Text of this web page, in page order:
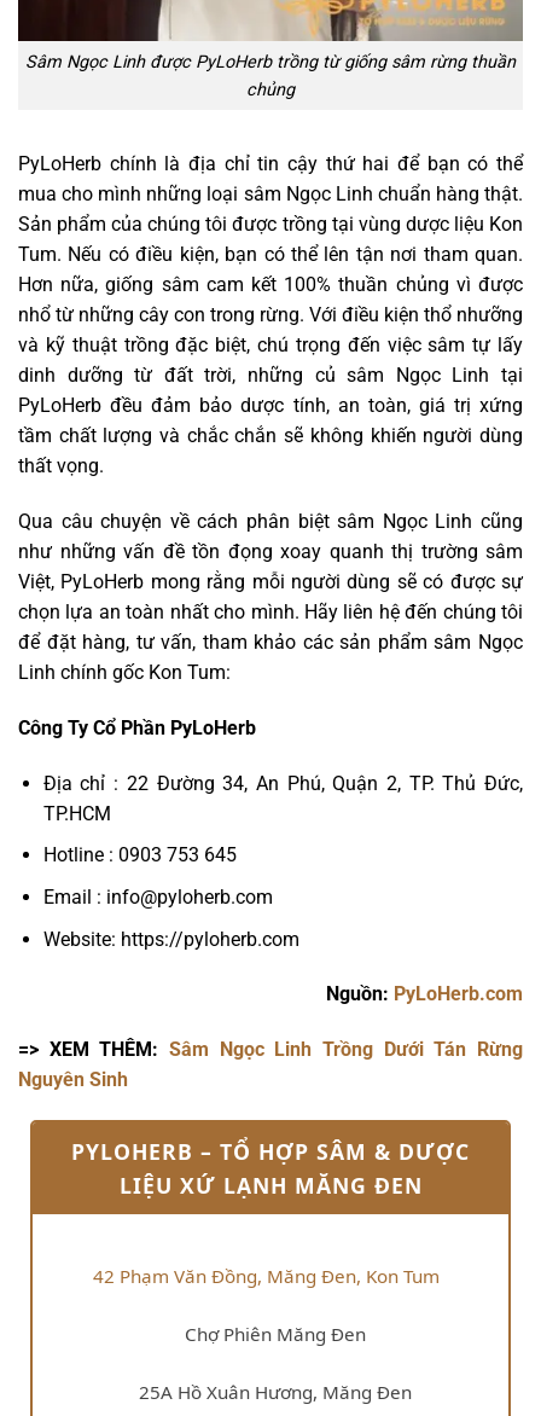
Sâm Ngọc Linh được PyLoHerb trồng từ giống sâm rừng thuần
chủng
PyLoHerb chính là địa chỉ tin cậy thứ hai để bạn có thể
mua cho mình những loại sâm Ngọc Linh chuẩn hàng thật.
Sản phẩm của chúng tôi được trồng tại vùng dược liệu Kon
Tum. Nếu có điều kiện, bạn có thể lên tận nơi tham quan.
Hơn nữa, giống sâm cam kết 100% thuần chủng vì được
nhổ từ những cây con trong rừng. Với điều kiện thổ nhưỡng
và kỹ thuật trồng đặc biệt, chú trọng đến việc sâm tự lấy
dinh dưỡng từ đất trời, những củ sâm Ngọc Linh tại
PyLoHerb đều đảm bảo dược tính, an toàn, giá trị xứng
tầm chất lượng và chắc chắn sẽ không khiến người dùng
thất vọng.
Qua câu chuyện về cách phân biệt sâm Ngọc Linh cũng
như những vấn đề tồn đọng xoay quanh thị trường sâm
Việt, PyLoHerb mong rằng mỗi người dùng sẽ có được sự
chọn lựa an toàn nhất cho mình. Hãy liên hệ đến chúng tôi
để đặt hàng, tư vấn, tham khảo các sản phẩm sâm Ngọc
Linh chính gốc Kon Tum:
Công Ty Cổ Phần PyLoHerb
Địa chỉ : 22 Đường 34, An Phú, Quận 2, TP. Thủ Đức,
TP.HCM
Hotline : 0903 753 645
Email : info@pyloherb.com
Website: https://pyloherb.com
Nguồn: PyLoHerb.com
=> XEM THÊM: Sâm Ngọc Linh Trồng Dưới Tán Rừng
Nguyên Sinh
PYLOHERB – TỔ HỢP SÂM & DƯỢC
LIỆU XỨ LẠNH MĂNG ĐEN
42 Phạm Văn Đồng, Măng Đen, Kon Tum
Chợ Phiên Măng Đen
25A Hồ Xuân Hương, Măng Đen